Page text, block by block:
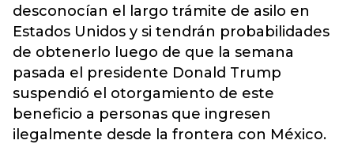
desconocían el largo trámite de asilo en
Estados Unidos y si tendrán probabilidades
de obtenerlo luego de que la semana
pasada el presidente Donald Trump
suspendió el otorgamiento de este
beneficio a personas que ingresen
ilegalmente desde la frontera con México.